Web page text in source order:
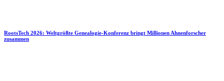
RootsTech 2026: Weltgrößte Genealogie-Konferenz bringt Millionen Ahnenforscher
zusammen